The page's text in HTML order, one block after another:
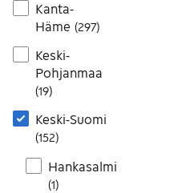
Kanta-
Häme (297)
Keski-
Pohjanmaa
(19)
Keski-Suomi
(152)
Hankasalmi
(1)